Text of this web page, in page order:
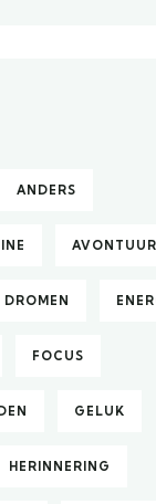
ANDERS
AVONTUUR
DROMEN
FOCUS
GELUK
HERINNERING